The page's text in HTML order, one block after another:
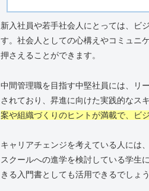
新入社員や若手社会人にとっては、ビ
す。社会人としての心構えやコミュニ
押さえることができます。
中間管理職を目指す中堅社員には、リ
されており、昇進に向けた実践的なス
案や組織づくりのヒントが満載で、ビ
キャリアチェンジを考えている人には
スクールへの進学を検討している学生
きる入門書としても活用できるでしょう